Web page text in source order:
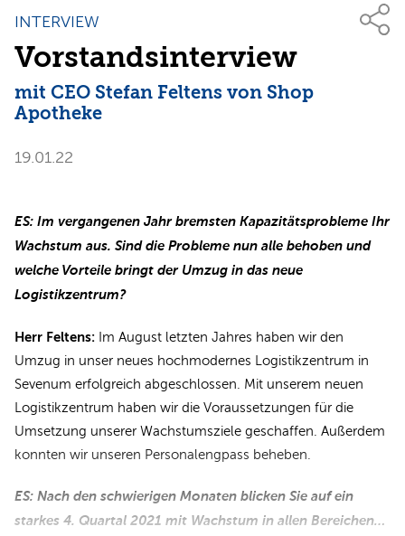
INTERVIEW
Vorstandsinterview
mit CEO Stefan Feltens von Shop
Apotheke
19.01.22
ES: Im vergangenen Jahr bremsten Kapazitätsprobleme Ihr
Wachstum aus. Sind die Probleme nun alle behoben und
welche Vorteile bringt der Umzug in das neue
Logistikzentrum?
Herr Feltens: Im August letzten Jahres haben wir den
Umzug in unser neues hochmodernes Logistikzentrum in
Sevenum erfolgreich abgeschlossen. Mit unserem neuen
Logistikzentrum haben wir die Voraussetzungen für die
Umsetzung unserer Wachstumsziele geschaffen. Außerdem
konnten wir unseren Personalengpass beheben.
ES: Nach den schwierigen Monaten blicken Sie auf ein
starkes 4. Quartal 2021 mit Wachstum in allen Bereichen…